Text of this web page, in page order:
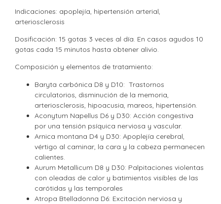
Indicaciones: apoplejía, hipertensión arterial,
arteriosclerosis
Dosificación: 15 gotas 3 veces al día. En casos agudos 10
gotas cada 15 minutos hasta obtener alivio.
Composición y elementos de tratamiento:
Baryta carbónica D8 y D10: Trastornos
circulatorios, disminución de la memoria,
arteriosclerosis, hipoacusia, mareos, hipertensión.
Aconytum Napellus D6 y D30: Acción congestiva
por una tensión psíquica nerviosa y vascular.
Arnica montana D4 y D30: Apoplejía cerebral,
vértigo al caminar, la cara y la cabeza permanecen
calientes.
Aurum Metallicum D8 y D30: Palpitaciones violentas
con oleadas de calor y batimientos visibles de las
carótidas y las temporales
Atropa Btelladonna D6: Excitación nerviosa y